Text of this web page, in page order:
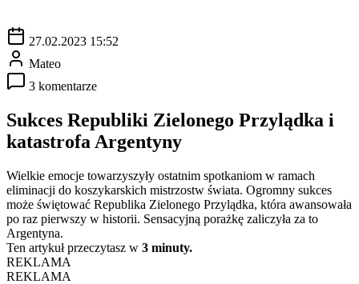
27.02.2023 15:52
Mateo
3 komentarze
Sukces Republiki Zielonego Przylądka i
katastrofa Argentyny
Wielkie emocje towarzyszyły ostatnim spotkaniom w ramach
eliminacji do koszykarskich mistrzostw świata. Ogromny sukces
może świętować Republika Zielonego Przylądka, która awansowała
po raz pierwszy w historii. Sensacyjną porażkę zaliczyła za to
Argentyna.
Ten artykuł przeczytasz w 3 minuty.
REKLAMA
REKLAMA